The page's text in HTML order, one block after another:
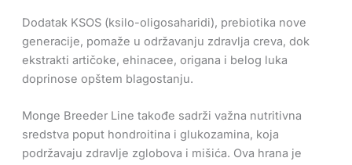
Dodatak KSOS (ksilo-oligosaharidi), prebiotika nove
generacije, pomaže u održavanju zdravlja creva, dok
ekstrakti artičoke, ehinacee, origana i belog luka
doprinose opštem blagostanju.
Monge Breeder Line takođe sadrži važna nutritivna
sredstva poput hondroitina i glukozamina, koja
podržavaju zdravlje zglobova i mišića. Ova hrana je